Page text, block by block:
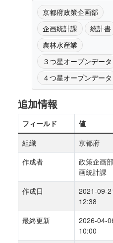
京都府政策企画部
企画統計課
統計書
農林水産業
３つ星オープンデータ
４つ星オープンデータ
追加情報
フィールド
値
組織
京都府
作成者
政策企画
画統計課
作成日
2021-09-
12:38
最終更新
2026-04-
10:00